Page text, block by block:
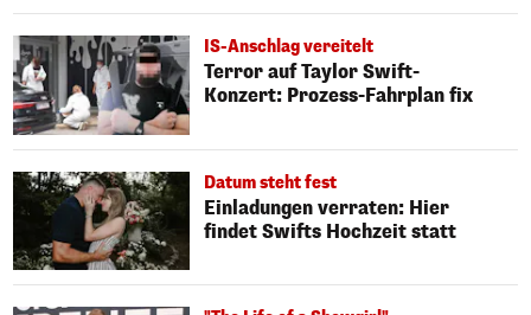
IS-Anschlag vereitelt
Terror auf Taylor Swift-
Konzert: Prozess-Fahrplan fix
Datum steht fest
Einladungen verraten: Hier
findet Swifts Hochzeit statt